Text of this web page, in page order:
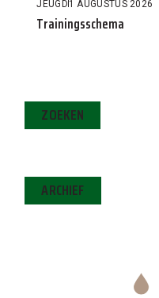
JEUGD 1 AUGUSTUS 2026
Trainingsschema
ZOEKEN
ARCHIEF